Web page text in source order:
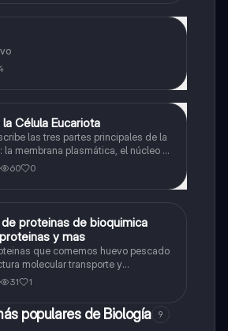
Célula Eucariota
las tres partes principales de la
la membrana plasmática, el núcleo y
la función de la membrana
60 0
proteinas de bioquimica
y mas
que comemos huevo pescado
molecular transporte y
31 1
populares de Biología 9